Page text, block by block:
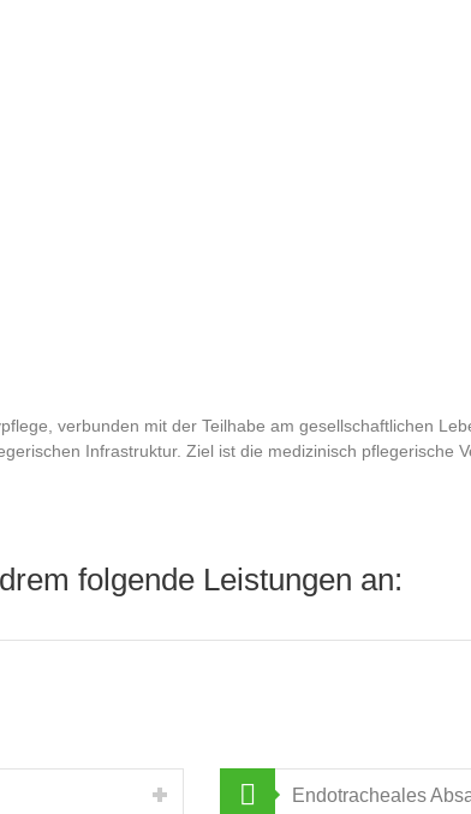
verbunden mit der Teilhabe am gesellschaftlichen
Infrastruktur. Ziel ist die medizinisch pflegerische
folgende Leistungen an:
Endotracheales